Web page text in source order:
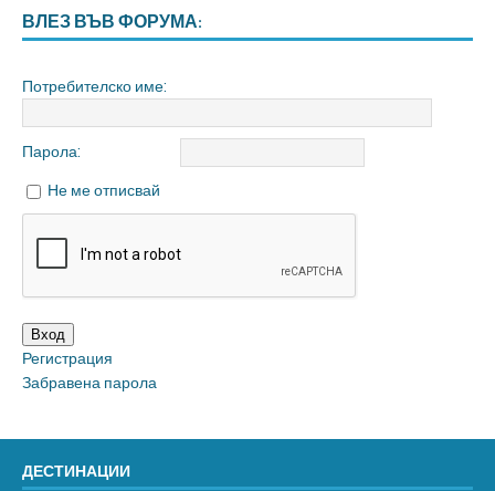
ВЛЕЗ ВЪВ ФОРУМА:
Потребителско име:
Парола:
Не ме отписвай
Вход
Регистрация
Забравена парола
ДЕСТИНАЦИИ